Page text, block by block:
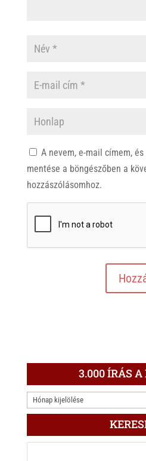
A nevem, e-mail címem,
mentése a böngészőben a
hozzászólásomhoz.
3.000 ÍRÁS A
3.000
ÍRÁS